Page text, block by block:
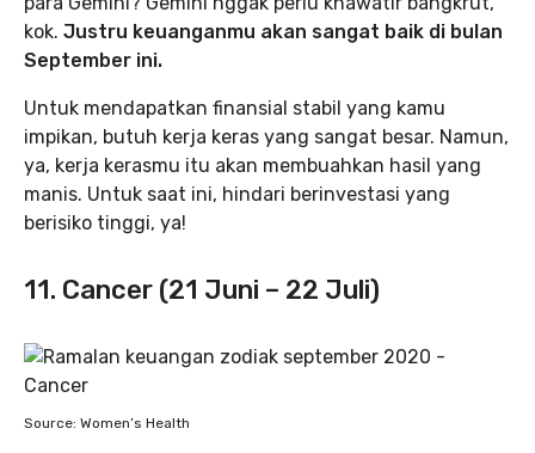
kok. Justru keuanganmu akan sangat baik di bulan
September ini.
Untuk mendapatkan finansial stabil yang kamu
impikan, butuh kerja keras yang sangat besar. Namun,
ya, kerja kerasmu itu akan membuahkan hasil yang
manis. Untuk saat ini, hindari berinvestasi yang
berisiko tinggi, ya!
11. Cancer (21 Juni – 22 Juli)
Source: Women’s Health